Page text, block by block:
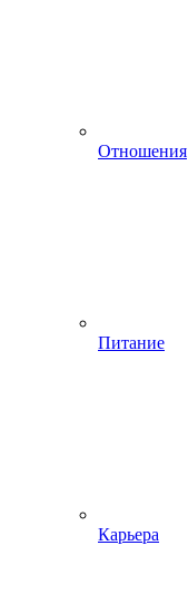
Отношения
Питание
Карьера